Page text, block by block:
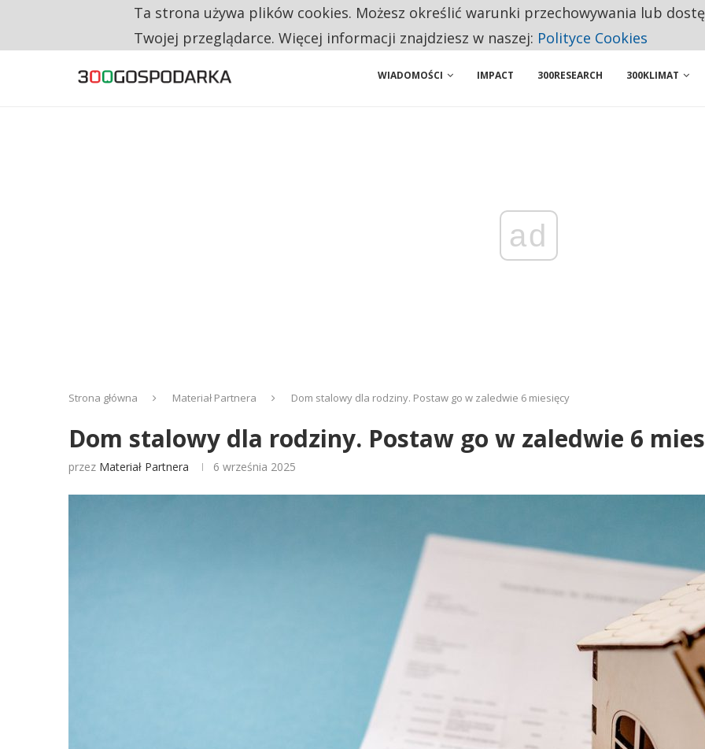
CO TRZECIĄ ZŁOTÓWKĘ Z EMERYTURY SENIORZY PRZEZNACZAJĄ NA PODSTAWOWE ZAKUPY
WIADOMOŚCI IMPACT 300RESEARCH 300KLIMAT
ad
Strona główna Materiał Partnera Dom stalowy dla rodziny. Postaw go w zaledwie 6 miesięcy
Dom stalowy dla rodziny. Postaw go w zaledwie 6
przez Materiał Partnera 6 września 2025
Ta strona używa plików cookies. Możesz określić warunki przechowywania lub
Twojej przeglądarce. Więcej informacji znajdziesz w naszej: Polityce Cookies